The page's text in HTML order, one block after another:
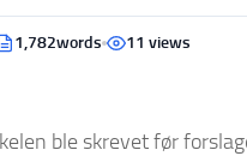
1,782words 11 views
ble skrevet før